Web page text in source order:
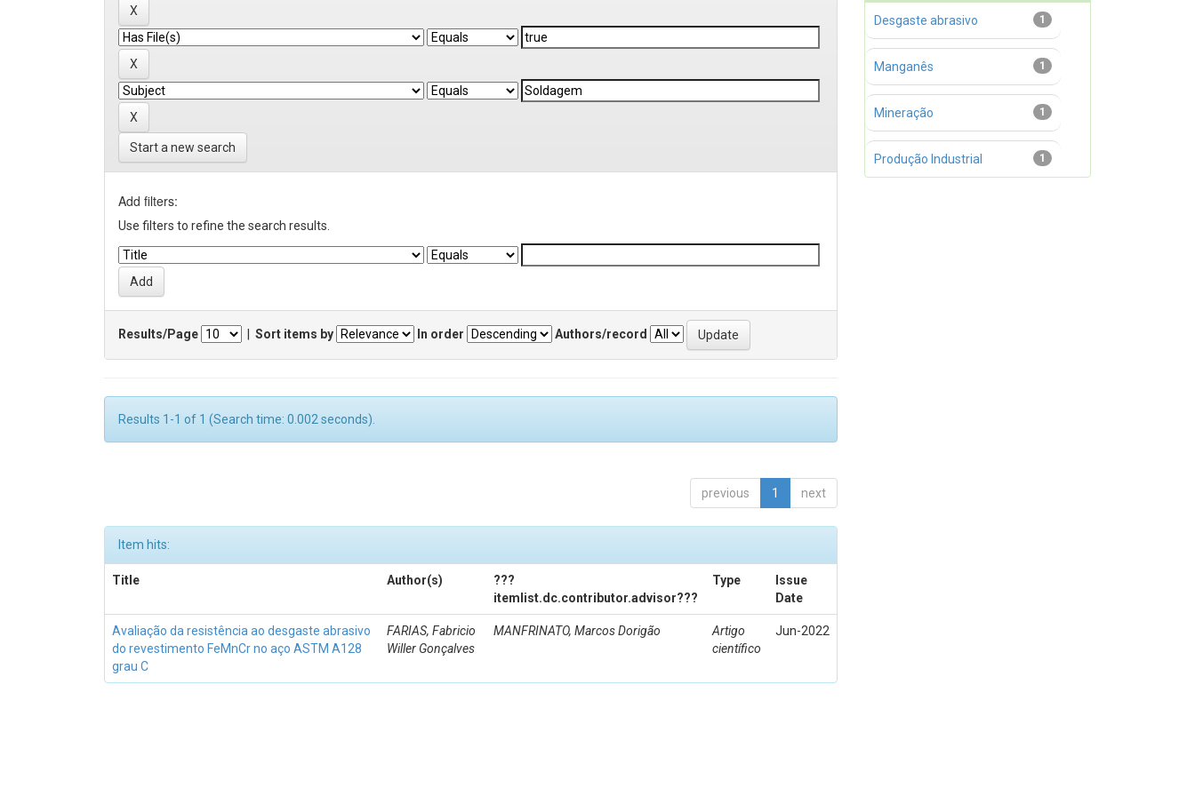
Start a new search
Add filters:
Use filters to refine the search results.
Results/Page Sort items by In order Authors/record
Results 1-1 of 1 (Search time: 0.002 seconds).
previous 1 next
Item hits:
Title Author(s)
???
itemlist.dc.contributor.advisor???
Type
Issue
Date
Avaliação da resistência ao desgaste abrasivo
do revestimento FeMnCr no aço ASTM A128
grau C
FARIAS, Fabricio
Willer Gonçalves
MANFRINATO, Marcos Dorigão
Artigo
científico
Jun-2022
1
Desgaste abrasivo
1
Manganês
1
Mineração
1
Produção Industrial